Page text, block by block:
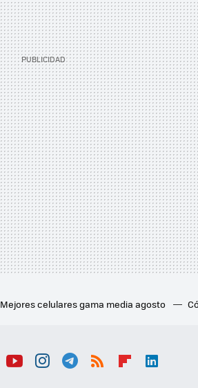
Mejores celulares gama media agosto